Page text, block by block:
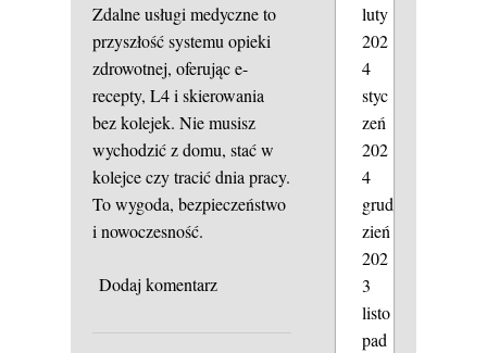
Zdalne usługi medyczne to
przyszłość systemu opieki
zdrowotnej, oferując e-
recepty, L4 i skierowania
bez kolejek. Nie musisz
wychodzić z domu, stać w
kolejce czy tracić dnia pracy.
To wygoda, bezpieczeństwo
i nowoczesność.
Dodaj komentarz
luty
202
4
styc
zeń
202
4
grud
zień
202
3
listo
pad